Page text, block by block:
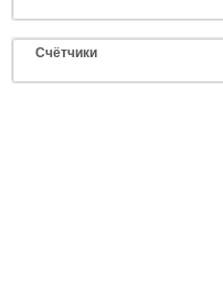
Счётчики